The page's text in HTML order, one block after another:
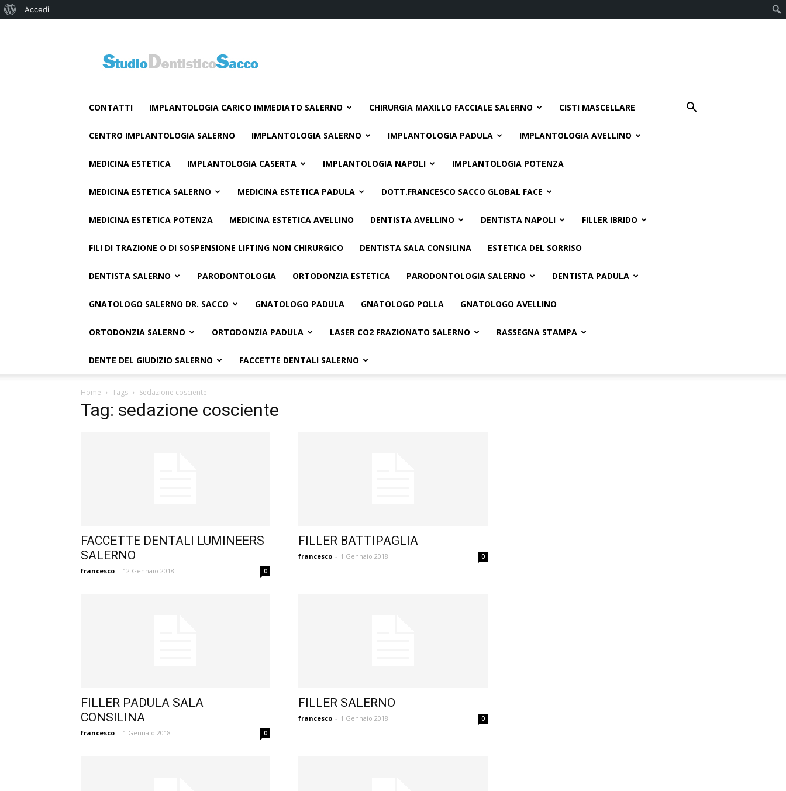
Dentistico
Sacco
CONTATTI IMPLANTOLOGIA CARICO IMMEDIATO SALERNO CHIRURGIA MAXILLO FACCIALE SALERNO CISTI MASCELLARE
CENTRO IMPLANTOLOGIA SALERNO IMPLANTOLOGIA SALERNO IMPLANTOLOGIA PADULA IMPLANTOLOGIA AVELLINO
MEDICINA ESTETICA IMPLANTOLOGIA CASERTA IMPLANTOLOGIA NAPOLI IMPLANTOLOGIA POTENZA
MEDICINA ESTETICA SALERNO MEDICINA ESTETICA PADULA DOTT.FRANCESCO SACCO GLOBAL FACE
MEDICINA ESTETICA POTENZA MEDICINA ESTETICA AVELLINO DENTISTA AVELLINO DENTISTA NAPOLI FILLER IBRIDO
FILI DI TRAZIONE O DI SOSPENSIONE LIFTING NON CHIRURGICO DENTISTA SALA CONSILINA ESTETICA DEL SORRISO
DENTISTA SALERNO PARODONTOLOGIA ORTODONZIA ESTETICA PARODONTOLOGIA SALERNO DENTISTA PADULA
GNATOLOGO SALERNO DR. SACCO GNATOLOGO PADULA GNATOLOGO POLLA GNATOLOGO AVELLINO
ORTODONZIA SALERNO ORTODONZIA PADULA LASER CO2 FRAZIONATO SALERNO RASSEGNA STAMPA
DENTE DEL GIUDIZIO SALERNO FACCETTE DENTALI SALERNO
Home Tags Sedazione cosciente
Tag: sedazione cosciente
FACCETTE DENTALI LUMINEERS
SALERNO
francesco - 12 Gennaio 2018 0
FILLER BATTIPAGLIA
francesco - 1 Gennaio 2018 0
FILLER PADULA SALA
CONSILINA
francesco - 1 Gennaio 2018 0
FILLER SALERNO
francesco - 1 Gennaio 2018 0
Informazioni
Accedi